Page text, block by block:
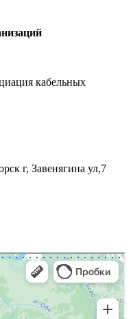
кабельных
г, Завенягина ул,7